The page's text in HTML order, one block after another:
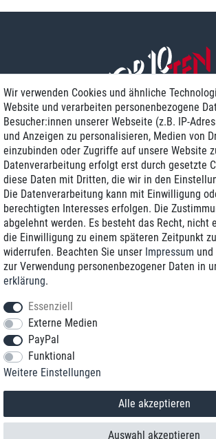
Zustellung am nächsten
Günstiger Versand
Generalüberholt mit
+49 8989
*Sie erreichen uns zum Ortstarif von Montag bis Freitag von
© 2018 TOP TEN Computervertrieb GmbH
Wir verwenden Cookies und ähnliche
Website und verarbeiten personenbezogene
Besucher:innen unserer Webseite (z.B. IP-
und Anzeigen zu personalisieren, Medien von
einzubinden oder Zugriffe auf unsere Website
Datenverarbeitung erfolgt erst durch gesetzte
diese Daten mit Dritten, die wir in den
Die Datenverarbeitung kann mit Einwilligung
berechtigten Interesses erfolgen. Die
abgelehnt werden. Es besteht das Recht, nicht
die Einwilligung zu einem späteren Zeitpunkt
widerrufen. Beachten Sie unser Impressum
zur Verwendung personenbezogener Daten in
erklärung.
Essenziell
Externe Medien
PayPal
Funktional
Weitere Einstellungen
Alle akzeptieren
Auswahl akzeptieren